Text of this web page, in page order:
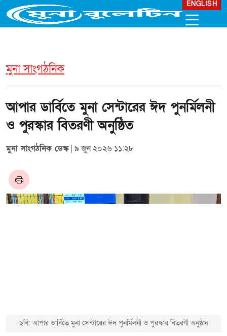
ENGLISH
মুনা সাংগঠনিক
আপার ডার্বিতে মুনা সেন্টারের ঈদ পুনর্মিলনী
ও পুরস্কার বিতরণী অনুষ্ঠিত
মুনা সাংগঠনিক ডেস্ক| ৯ জুন ২০২৬ ১১:২৮
ছবি: আপার ডার্বিতে মুনা সেন্টারের ঈদ পুনর্মিলনী ও পুরস্কার বিতরণী অনুষ্ঠান